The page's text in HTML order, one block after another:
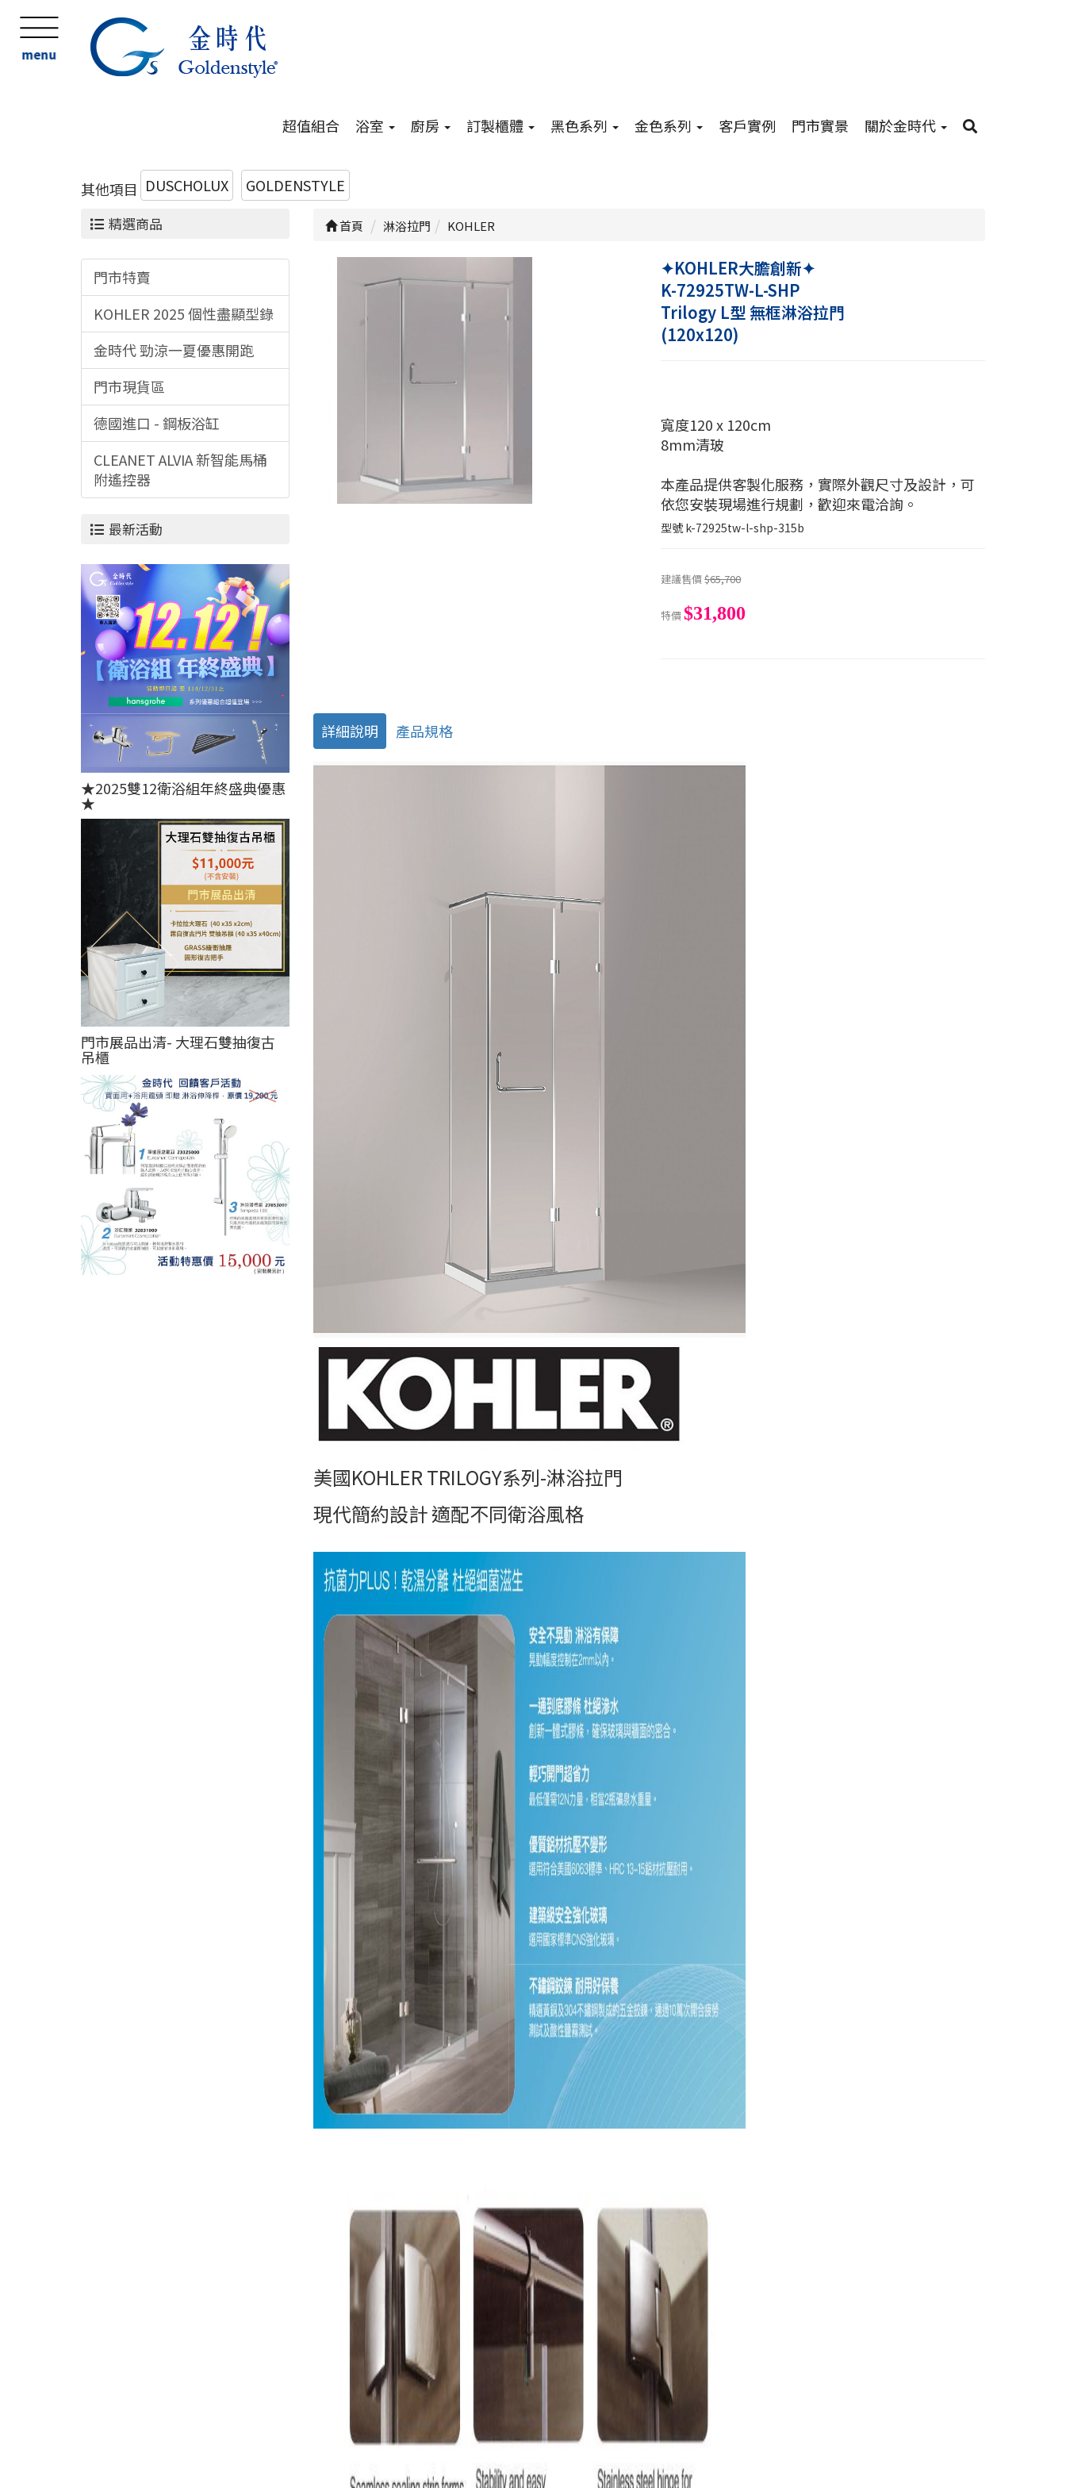
menu
超值組合 浴室 廚房 訂製櫃體 黑色系列 金色系列 客戶實例 門市實景 關於金時代
其他項目 DUSCHOLUX GOLDENSTYLE
精選商品
門市特賣
KOHLER 2025 個性盡顯型錄
金時代 勁涼一夏優惠開跑
門市現貨區
德國進口 - 鋼板浴缸
CLEANET ALVIA 新智能馬桶
附遙控器
最新活動
★2025雙12衛浴組年終盛典優惠
★
門市展品出清- 大理石雙抽復古
吊櫃
首頁 淋浴拉門 KOHLER
✦KOHLER大膽創新✦
K-72925TW-L-SHP
Trilogy L型 無框淋浴拉門
(120x120)
寬度120 x 120cm
8mm清玻
本產品提供客製化服務，實際外觀尺寸及設計，可
依您安裝現場進行規劃，歡迎來電洽詢。
型號k-72925tw-l-shp-315b
建議售價$65,700
特價$31,800
詳細說明 產品規格
美國KOHLER TRILOGY系列-淋浴拉門
現代簡約設計 適配不同衛浴風格